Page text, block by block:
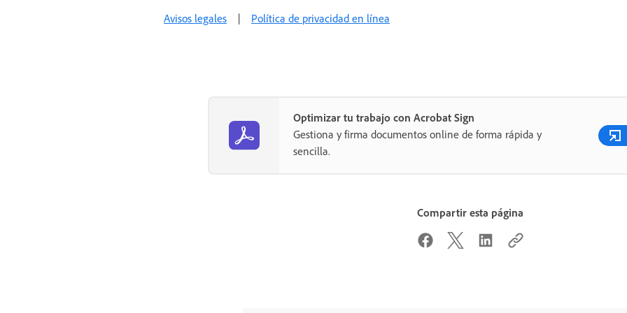
desarrolladores de Acrobat SignAvisos legales | Política de privacidad en línea
Optimizar tu trabajo con Acrobat Sign
Gestiona y firma documentos online de forma rápida y
sencilla.
Compartir esta página